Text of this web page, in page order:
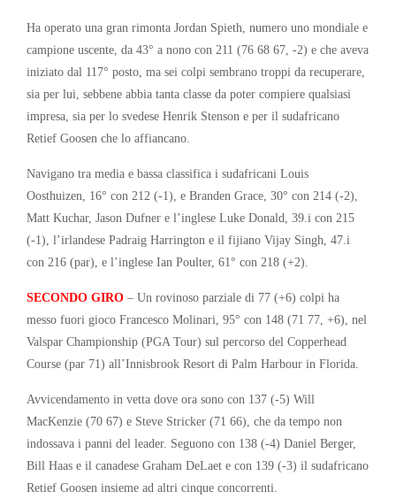
Ha operato una gran rimonta Jordan Spieth, numero uno mondiale e
campione uscente, da 43° a nono con 211 (76 68 67, -2) e che aveva
iniziato dal 117° posto, ma sei colpi sembrano troppi da recuperare,
sia per lui, sebbene abbia tanta classe da poter compiere qualsiasi
impresa, sia per lo svedese Henrik Stenson e per il sudafricano
Retief Goosen che lo affiancano.
Navigano tra media e bassa classifica i sudafricani Louis
Oosthuizen, 16° con 212 (-1), e Branden Grace, 30° con 214 (-2),
Matt Kuchar, Jason Dufner e l’inglese Luke Donald, 39.i con 215
(-1), l’irlandese Padraig Harrington e il fijiano Vijay Singh, 47.i
con 216 (par), e l’inglese Ian Poulter, 61° con 218 (+2).
SECONDO GIRO – Un rovinoso parziale di 77 (+6) colpi ha
messo fuori gioco Francesco Molinari, 95° con 148 (71 77, +6), nel
Valspar Championship (PGA Tour) sul percorso del Copperhead
Course (par 71) all’Innisbrook Resort di Palm Harbour in Florida.
Avvicendamento in vetta dove ora sono con 137 (-5) Will
MacKenzie (70 67) e Steve Stricker (71 66), che da tempo non
indossava i panni del leader. Seguono con 138 (-4) Daniel Berger,
Bill Haas e il canadese Graham DeLaet e con 139 (-3) il sudafricano
Retief Goosen insieme ad altri cinque concorrenti.